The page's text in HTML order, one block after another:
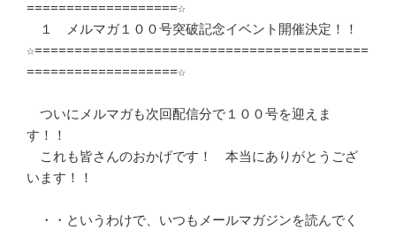
===================☆
１　メルマガ１００号突破記念イベント開催決定！！
☆==========================================
===================☆
ついにメルマガも次回配信分で１００号を迎えま
す！！
これも皆さんのおかげです！　本当にありがとうござ
います！！
・・というわけで、いつもメールマガジンを読んでく